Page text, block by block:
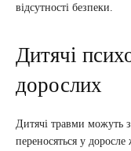
відсутності безпеки.
Дитячі
дорослих
Дитячі травми можуть
переносяться у